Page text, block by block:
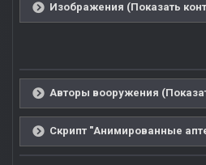
Изображения (Показать
Авторы вооружения
Скрипт "Анимированные